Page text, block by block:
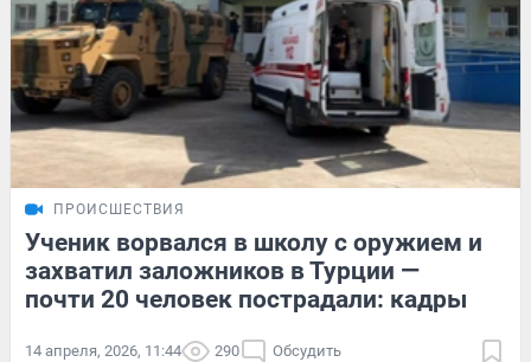
ПРОИСШЕСТВИЯ
Ученик ворвался в школу с оружием и
захватил заложников в Турции —
почти 20 человек пострадали: кадры
14 апреля, 2026, 11:44 290 Обсудить